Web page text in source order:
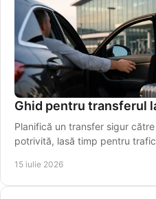
Ghid pentru transferul
Planifică un transfer sigur
potrivită, lasă timp pentru
15 iulie 2026